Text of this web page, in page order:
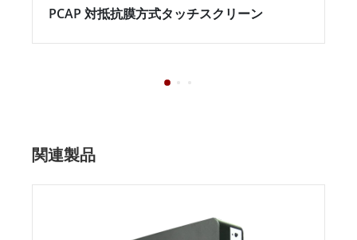
PCAP 対抵抗膜方式タッチスクリーン
関連製品